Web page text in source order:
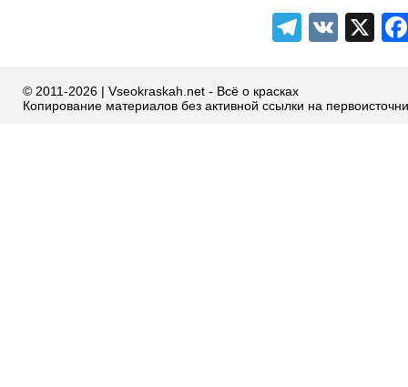
VK X
© 2011-2026 | Vseokraskah.net - Всё о красках
Копирование материалов без активной ссылки на